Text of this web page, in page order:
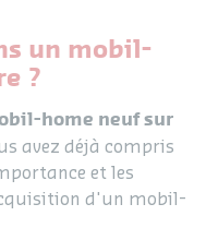
un mobil-
?
home neuf sur
avez déjà compris
et les
d'un mobil-